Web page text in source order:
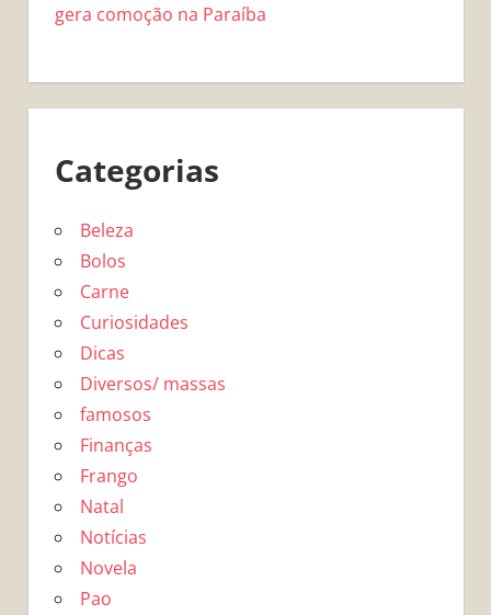
gera comoção na Paraíba
Categorias
Beleza
Bolos
Carne
Curiosidades
Dicas
Diversos/ massas
famosos
Finanças
Frango
Natal
Notícias
Novela
Pao